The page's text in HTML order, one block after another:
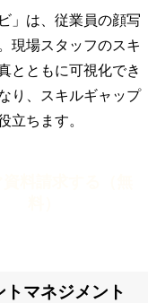
」は、従業員の顔写
現場スタッフのスキ
とともに可視化でき
り、スキルギャップ
立ちます。
マネジメント